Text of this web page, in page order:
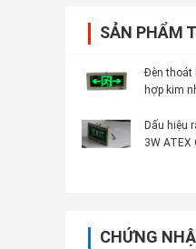
SẢN PHẨM
Đèn thoát
hợp kim
Dấu hiệu
3W ATEX
CHỨNG